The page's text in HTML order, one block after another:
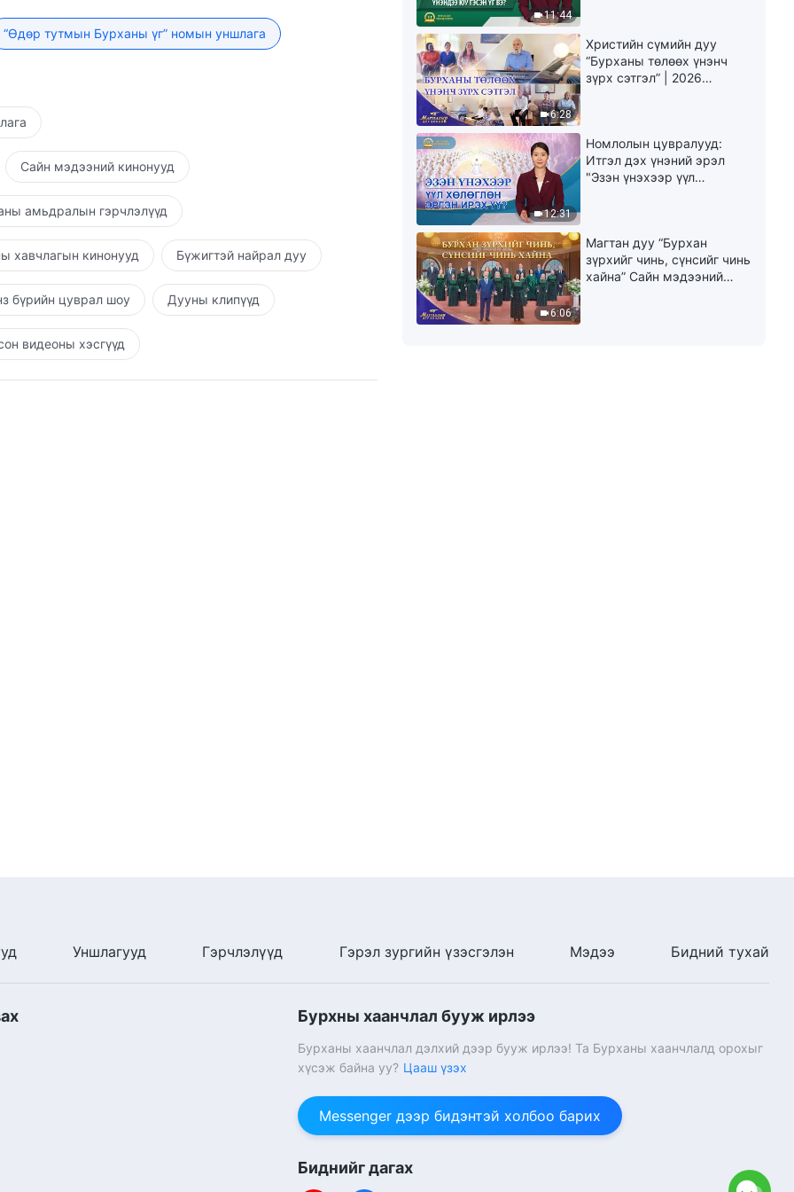
хаа сайгүй байдаг, Түүний мэргэн ухаан хаа
хууль, дүрэм бүр Түүний үйл хэргийн биелэл
илчилдэг. Хэн Түүний дээд эрхээс өөрийгөө
салгаж чадах вэ? Бүх зүйл Түүний харцан дор
Түүний үйл хэрэг болон Түүний хүч чадал
баримтыг хүн төрөлхтөн хүлээн зөвшөөрөхөөс
ертөнцийг захирч чадахгүй, энэ хүн төрөлхтнийг
танин мэдэж чадах эсэхээс үл хамааран,
хувь заяаг Бурхан тодорхойлдог гэдэгт
захирна гэдэгт эргэлзэх юмгүй. Түүний оршин
эсэхээр тогтоогддоггүй. Зөвхөн Тэр л хүн
Тэр л хүн төрөлхтний хувь заяаг тодорхойлж
эсэхээс үл хамааран, төд удалгүй хүн
нь Бурханы удахгүй биелүүлэх бодит баримт юм.
Хүн Бурханы удирдлагын төлөө амьдардаг ба
нүд аньдаг. Хүмүүс ахин дахин нааш цааш ирж,
нэг хэсэг юм. Бурханы удирдлага хэзээ ч
хүн төрөлхтөнд Өөрийн оршин тогтнолыг
үйл хэргийг харуулах ба Өөрийн хаанчлалд
“Өдөр тутмын Бурханы үг” номын уншлага
Сайн мэдээний кинонууд
амьдралын гэрчлэлүүд
хавчлагын кинонууд Бүжигтэй найрал дуу
бүрийн цуврал шоу Дууны клипүүд
видеоны хэсгүүд
11:44
6:28
Христийн сүмийн дуу
“Бурханы төлөөх үнэнч
зүрх сэтгэл” | 2026
12:31
Номлолын цувралууд:
Итгэл дэх үнэний эрэл
"Эзэн үнэхээр үүл
6:06
Магтан дуу “Бурхан
зүрхийг чинь, сүнсийг чинь
хайна” Сайн мэдээний
Уншлагууд Гэрчлэлүүд Гэрэл зургийн үзэсгэлэн Мэдээ Бидний тухай
Бурхны хаанчлал бууж ирлээ
Бурханы хаанчлал дэлхий дээр бууж ирлээ! Та Бурханы хаанчлалд орохыг
хүсэж байна уу? Цааш үзэх
Messenger дээр бидэнтэй холбоо барих
Биднийг дагах